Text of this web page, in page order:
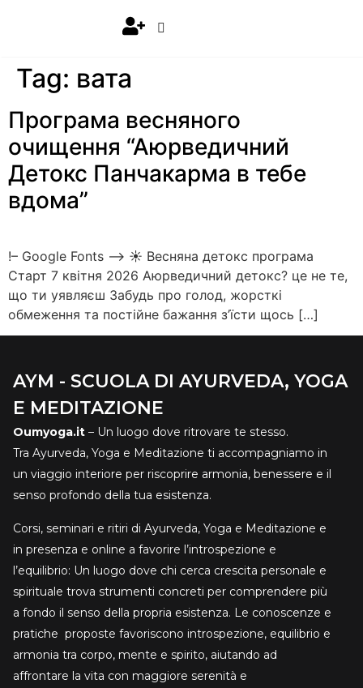
Tag: вата
Програма весняного
очищення “Аюрведичний
Детокс Панчакарма в тебе
вдома”
!– Google Fonts –> ☀️ Весняна детокс програма
Старт 7 квітня 2026 Аюрведичний детокс? це не те,
що ти уявляєш Забудь про голод, жорсткі
обмеження та постійне бажання з’їсти щось […]
AYM - SCUOLA DI AYURVEDA, YOGA
E MEDITAZIONE
Oumyoga.it – Un luogo dove ritrovare te stesso.
Tra Ayurveda, Yoga e Meditazione ti accompagniamo in
un viaggio interiore per riscoprire armonia, benessere e il
senso profondo della tua esistenza.
Corsi, seminari e ritiri di Ayurveda, Yoga e Meditazione e
in presenza e online a favorire l’introspezione e
l’equilibrio: Un luogo dove chi cerca crescita personale e
spirituale trova strumenti concreti per comprendere più
a fondo il senso della propria esistenza. Le conoscenze e
pratiche proposte favoriscono introspezione, equilibrio e
armonia tra corpo, mente e spirito, aiutando ad
affrontare la vita con maggiore serenità e